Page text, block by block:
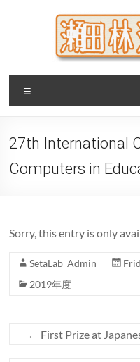
瀬田・林
大阪公立大学 大学院 情
立大学 理学部 情報数理
27th International
Computers in
Sorry, this entry is only
SetaLab_Admin
2019年度
← First Prize at